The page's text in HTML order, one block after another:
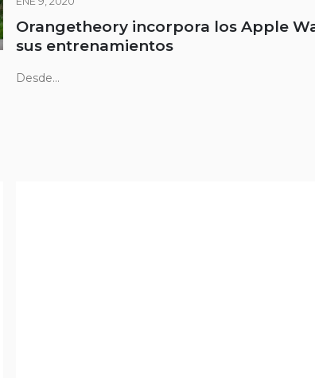
Orangetheory incorpora los Apple
sus entrenamientos
Desde...